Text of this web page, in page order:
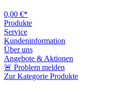
0,00 €*
Produkte
Service
Kundeninformation
Über uns
Angebote & Aktionen
🚨 Problem melden
Zur Kategorie Produkte